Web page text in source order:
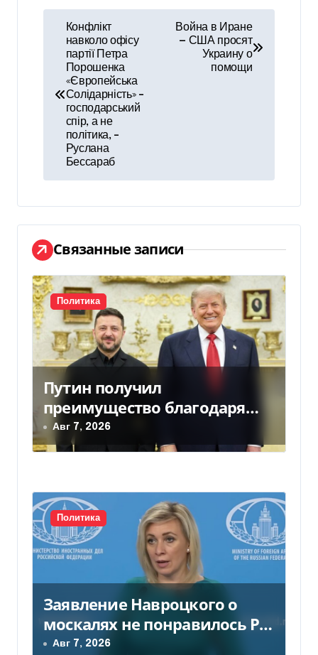
ц
и
я
п
о
з
а
п
и
с
я
м
Конфлікт
навколо офісу
партії Петра
Порошенка
«Європейська
Солідарність» –
господарський
спір, а не
політика, –
Руслана
Бессараб
Война в Иране
— США просят
Украину о
помощи
Связанные записи
Политика
Путин получил
преимущество благодаря
действиям США
Авг 7, 2026
Политика
Заявление Навроцкого о
москалях не понравилось РФ
— видео
Авг 7, 2026